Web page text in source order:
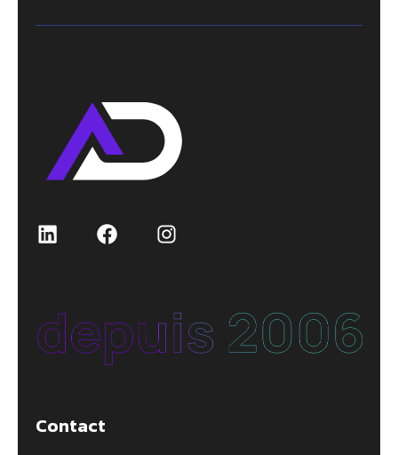
LinkedIn FacebookInstagram
Contact